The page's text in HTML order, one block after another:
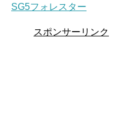
SG5フォレスター
スポンサーリンク